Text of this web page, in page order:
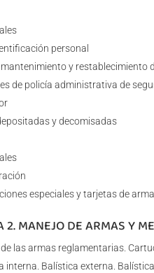
personal
y restablecimiento
de policía administrativa de
y decomisadas
especiales y tarjetas de
MANEJO DE ARMAS Y
las armas reglamentarias.
interna. Balística externa.